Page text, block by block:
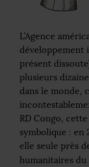
L’Agence
développement
présent
plusieurs
dans le monde,
RD Congo, cette
symbolique : en
elle seule près
humanitaires du